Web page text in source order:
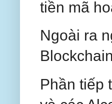
tiền mã
Ngoài ra
Phần tiếp